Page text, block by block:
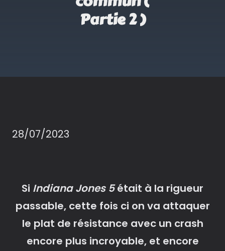
Partie 2 )
28/07/2023
Si Indiana Jones 5était à la rigueur
passable, cette fois ci on va attaquer
le plat de résistance avec un crash
encore plus incroyable, et encore